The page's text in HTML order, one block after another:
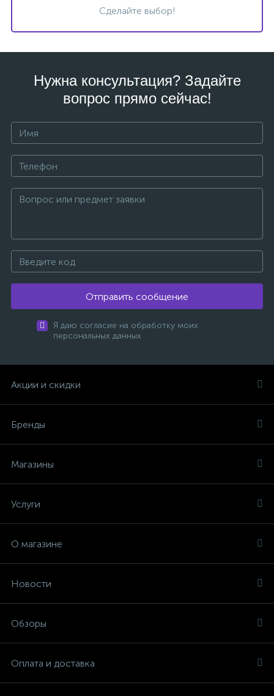
Сделайте выбор!
Нужна консультация? Задайте
вопрос прямо сейчас!
Отправить сообщение
Я даю согласие на обработку моих
персональных данных
Акции и скидки
Бренды
Магазины
Услуги
О магазине
Новости
Обзоры
Оплата и доставка